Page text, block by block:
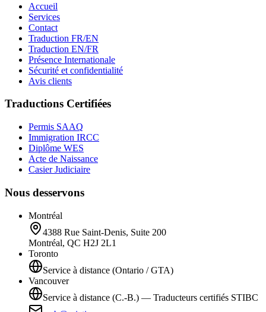
Accueil
Services
Contact
Traduction FR/EN
Traduction EN/FR
Présence Internationale
Sécurité et confidentialité
Avis clients
Traductions Certifiées
Permis SAAQ
Immigration IRCC
Diplôme WES
Acte de Naissance
Casier Judiciaire
Nous desservons
Montréal
4388 Rue Saint-Denis, Suite 200
Montréal, QC H2J 2L1
Toronto
Service à distance (Ontario / GTA)
Vancouver
Service à distance (C.-B.) — Traducteurs certifiés STIBC